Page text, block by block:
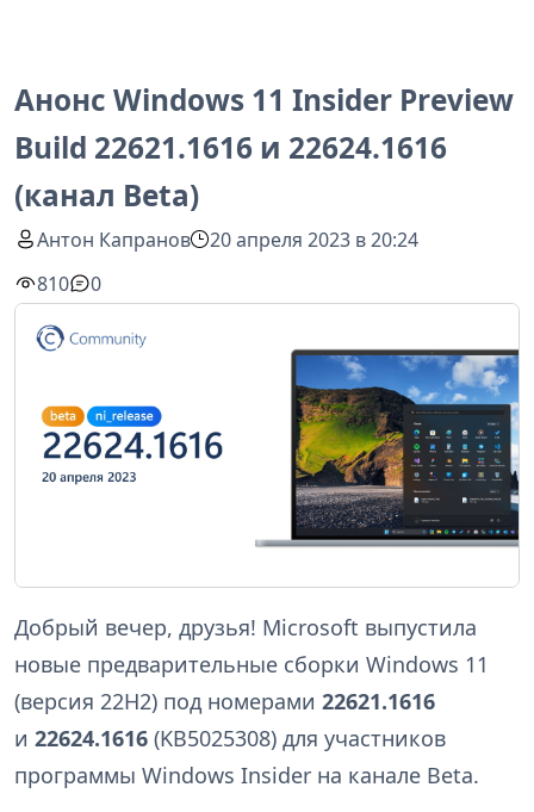
Анонс Windows 11 Insider Preview
Build 22621.1616 и 22624.1616
(канал Beta)
Антон Капранов
20 апреля 2023 в 20:24
810
0
Добрый вечер, друзья! Microsoft выпустила
новые предварительные сборки Windows 11
(версия 22H2) под номерами 22621.1616
и 22624.1616 (KB5025308) для участников
программы Windows Insider на канале Beta.